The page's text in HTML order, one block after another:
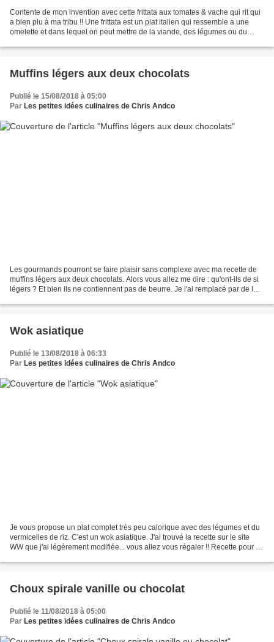
Contente de mon invention avec cette frittata aux tomates & vache qui rit qui
a bien plu à ma tribu !! Une frittata est un plat italien qui ressemble a une
omelette et dans lequel on peut mettre de la viande, des légumes ou du
Muffins légers aux deux chocolats
Publié le 15/08/2018 à 05:00
Par Les petites idées culinaires de Chris Andco
Les gourmands pourront se faire plaisir sans complexe avec ma recette de
muffins légers aux deux chocolats. Alors vous allez me dire : qu'ont-ils de si
légers ? Et bien ils ne contiennent pas de beurre. Je l'ai remplacé par de la
Wok asiatique
Publié le 13/08/2018 à 06:33
Par Les petites idées culinaires de Chris Andco
Je vous propose un plat complet très peu calorique avec des légumes et du
vermicelles de riz. C'est un wok asiatique. J'ai trouvé la recette sur le site
WW que j'ai légèrement modifiée... vous allez vous régaler !! Recette pour 8
Choux spirale vanille ou chocolat
Publié le 11/08/2018 à 05:00
Par Les petites idées culinaires de Chris Andco